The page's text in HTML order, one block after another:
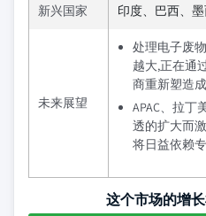
新兴国家 印度、巴西、
未来展望
处理电子废
越大,正在通
商重新塑造
APAC、拉丁
透的扩大而
将日益依赖
这个市场的增